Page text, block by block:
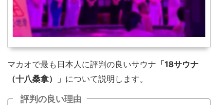
マカオで最も日本人に評判の良いサウナ 「18サウナ
（十八桑拿）」 について説明します。
評判の良い理由